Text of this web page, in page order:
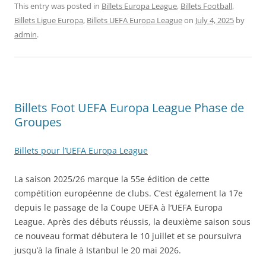
This entry was posted in Billets Europa League, Billets Football,
Billets Ligue Europa, Billets UEFA Europa Leagueon July 4, 2025 by
admin.
Billets Foot UEFA Europa League Phase de
Groupes
Billets pour l’UEFA Europa League
La saison 2025/26 marque la 55e édition de cette
compétition européenne de clubs. C’est également la 17e
depuis le passage de la Coupe UEFA à l’UEFA Europa
League. Après des débuts réussis, la deuxième saison sous
ce nouveau format débutera le 10 juillet et se poursuivra
jusqu’à la finale à Istanbul le 20 mai 2026.